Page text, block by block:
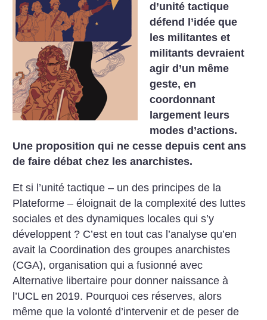
d’unité tactique
défend l’idée que
les militantes et
militants devraient
agir d’un même
geste, en
coordonnant
largement leurs
modes d’actions.
Une proposition qui ne cesse depuis cent ans
de faire débat chez les anarchistes.
Et si l’unité tactique – un des principes de la
Plateforme – éloignait de la complexité des luttes
sociales et des dynamiques locales qui s’y
développent ? C’est en tout cas l’analyse qu’en
avait la Coordination des groupes anarchistes
(CGA), organisation qui a fusionné avec
Alternative libertaire pour donner naissance à
l’UCL en 2019. Pourquoi ces réserves, alors
même que la volonté d’intervenir et de peser de